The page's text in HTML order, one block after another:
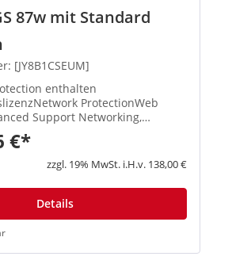
87w mit Standard
[JY8B1CSEUM]
enthalten
ProtectionWeb
Networking,
Architektur, unbegrenztes
Site-to-Site VPN, Reporting
DPI Engine, IPS, ATP, S...
€*
zzgl. 19% MwSt. i.H.v. 138,00 €
Details